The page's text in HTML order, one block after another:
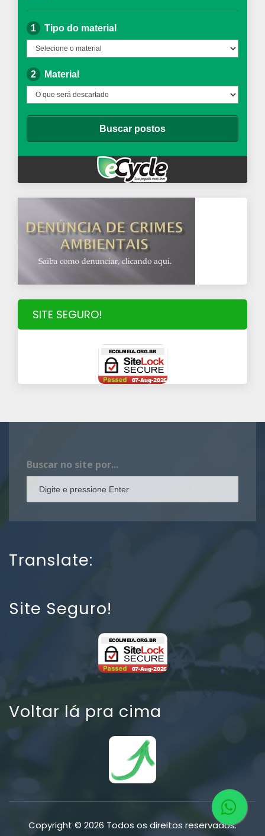
SITE SEGURO!
Buscar no site por...
Translate:
Site Seguro!
Voltar lá pra cima
Copyright © 2026 Todos os direitos reservados.